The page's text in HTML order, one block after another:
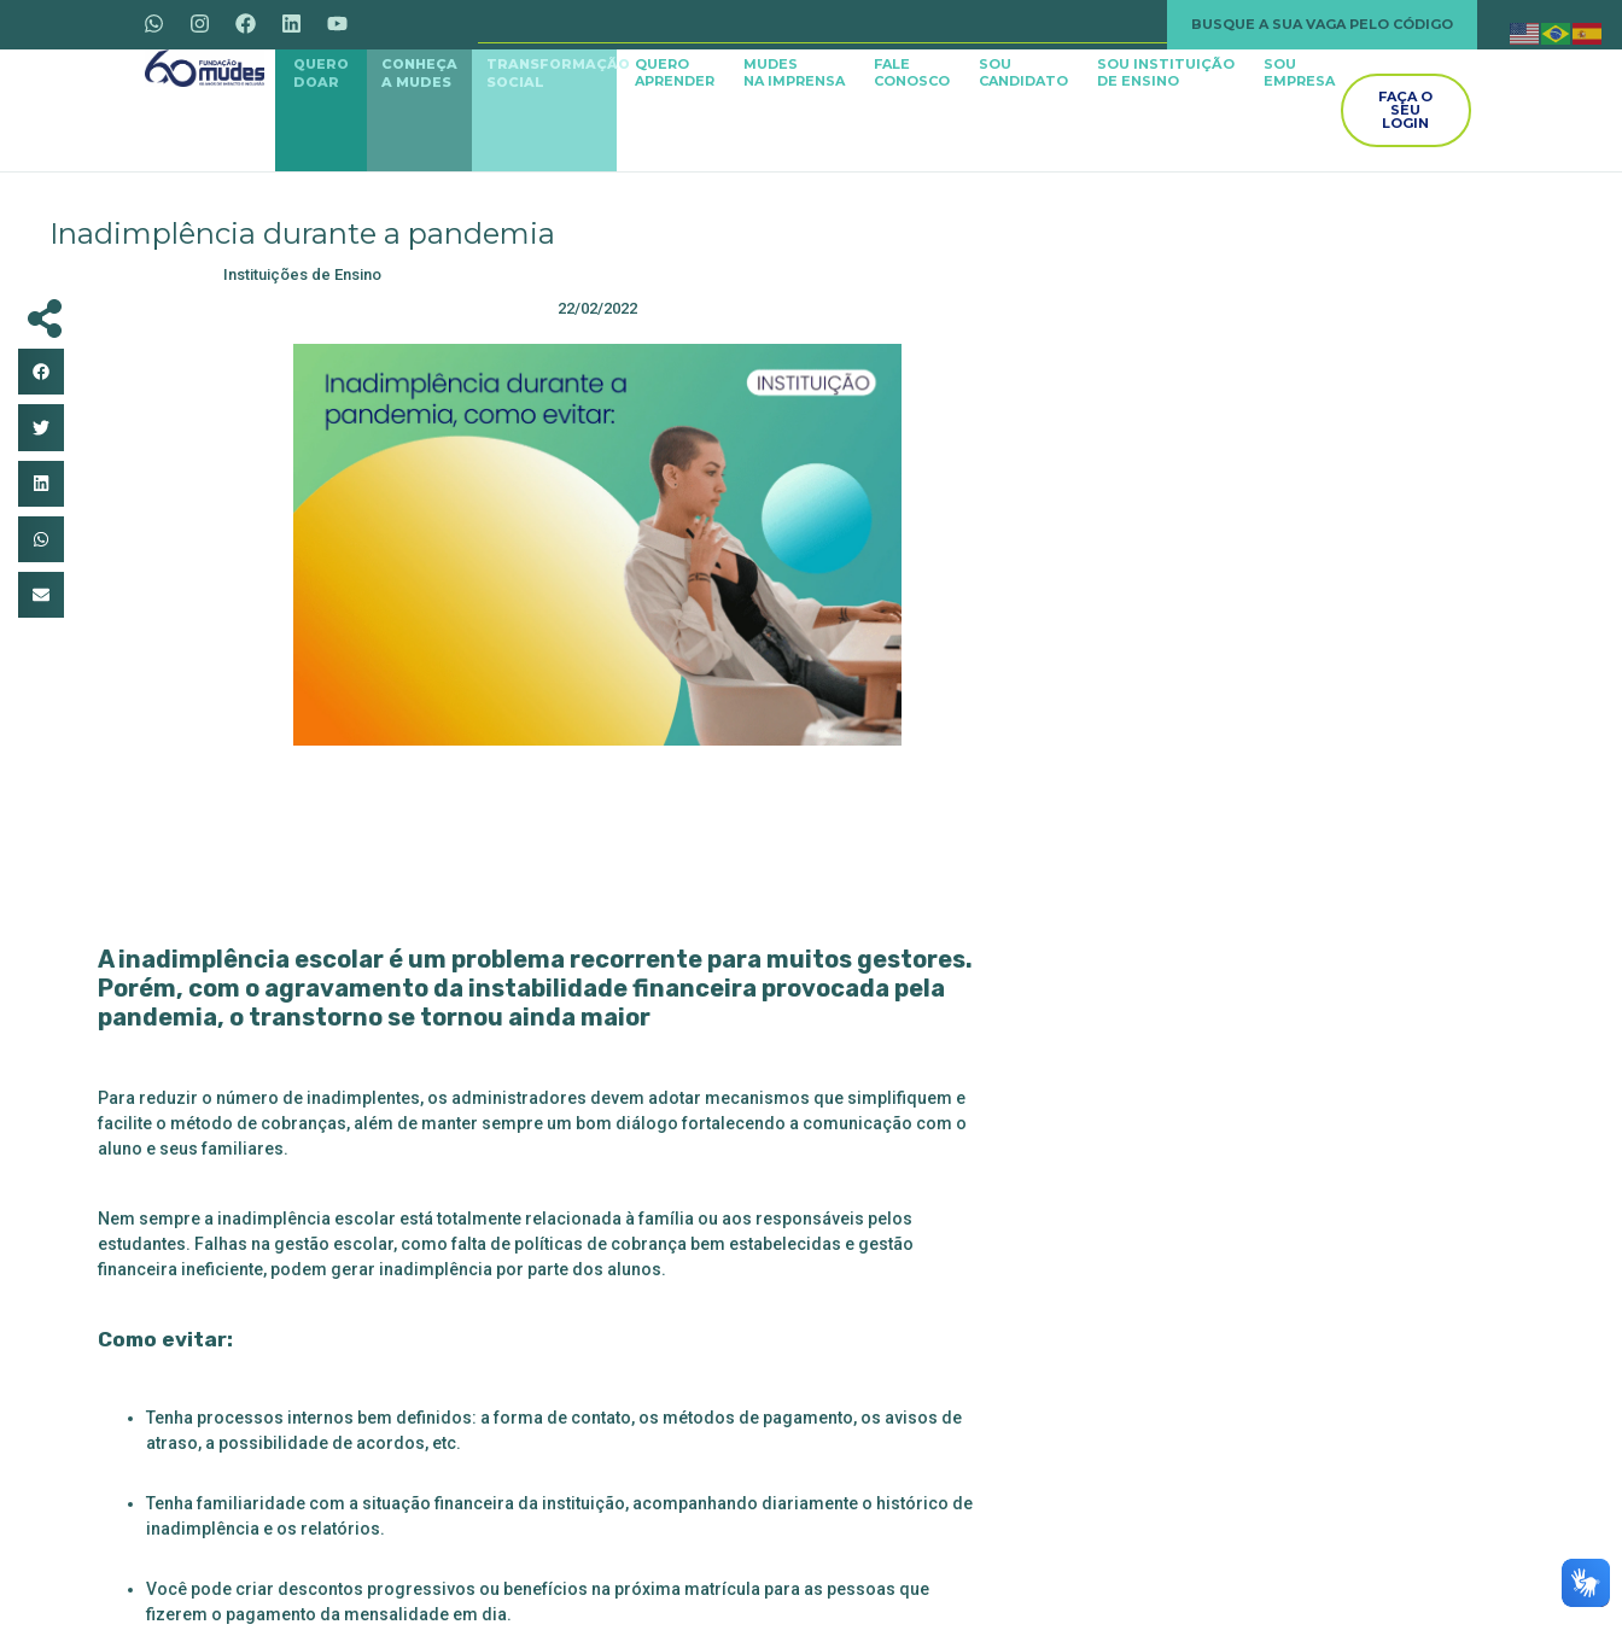
BUSQUE A SUA VAGA PELO CÓDIGO
QUERO
DOAR
CONHEÇA
A MUDES
TRANSFORMAÇÃO
SOCIAL
QUERO
APRENDER
MUDES
NA IMPRENSA
FALE
CONOSCO
SOU
CANDIDATO
SOU INSTITUIÇÃO
DE ENSINO
SOU
EMPRESA
FAÇA O
SEU
LOGIN
Inadimplência durante a pandemia
Instituições de Ensino
22/02/2022
A inadimplência escolar é um problema recorrente para muitos gestores.
Porém, com o agravamento da instabilidade financeira provocada pela
pandemia, o transtorno se tornou ainda maior
Para reduzir o número de inadimplentes, os administradores devem adotar mecanismos que simplifiquem e
facilite o método de cobranças, além de manter sempre um bom diálogo fortalecendo a comunicação com o
aluno e seus familiares.
Nem sempre a inadimplência escolar está totalmente relacionada à família ou aos responsáveis pelos
estudantes. Falhas na gestão escolar, como falta de políticas de cobrança bem estabelecidas e gestão
financeira ineficiente, podem gerar inadimplência por parte dos alunos.
Como evitar:
Tenha processos internos bem definidos: a forma de contato, os métodos de pagamento, os avisos de
atraso, a possibilidade de acordos, etc.
Tenha familiaridade com a situação financeira da instituição, acompanhando diariamente o histórico de
inadimplência e os relatórios.
Você pode criar descontos progressivos ou benefícios na próxima matrícula para as pessoas que
fizerem o pagamento da mensalidade em dia.